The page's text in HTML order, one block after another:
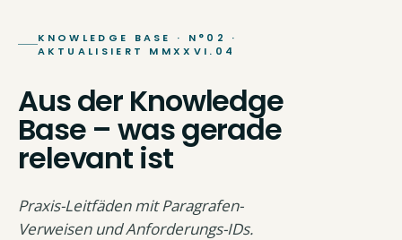
KNOWLEDGE BASE · N°02 ·
AKTUALISIERT MMXXVI.04
Aus der Knowledge
Base – was gerade
relevant ist
Praxis-Leitfäden mit Paragrafen-
Verweisen und Anforderungs-IDs.